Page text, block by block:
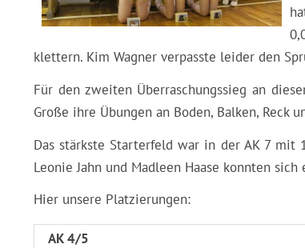
klettern. Kim Wagner verpasste leider den
Für den zweiten Überraschungssieg an
Große ihre Übungen an Boden, Balken, Reck
Das stärkste Starterfeld war in der AK 7 mit
Leonie Jahn und Madleen Haase konnten
Hier unsere Platzierungen:
AK 4/5